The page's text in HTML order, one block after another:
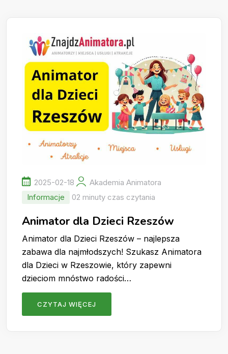
2025-02-18
Akademia Animatora
Informacje
02 minuty czas czytania
Animator dla Dzieci Rzeszów
Animator dla Dzieci Rzeszów – najlepsza
zabawa dla najmłodszych! Szukasz Animatora
dla Dzieci w Rzeszowie, który zapewni
dzieciom mnóstwo radości…
CZYTAJ WIĘCEJ